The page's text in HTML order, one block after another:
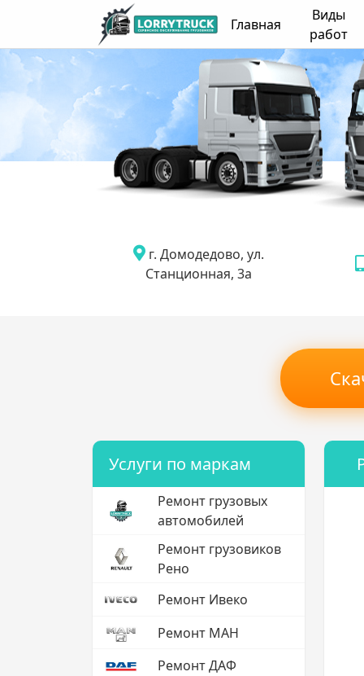
Главная
Виды
работ
г. Домодедово, ул.
Станционная, 3а
Услуги по маркам
Ремонт грузовых
автомобилей
Ремонт грузовиков
Рено
Ремонт Ивеко
Ремонт МАН
Ремонт ДАФ